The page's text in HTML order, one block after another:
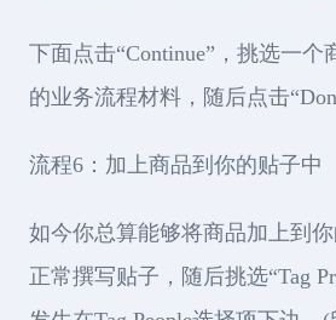
下面点击“Continue”，挑选一
的业务流程材料，随后点击
流程6：加上商品到你的贴子中
如今你总算能够将商品加上到
正常撰写贴子，随后挑选“Tag